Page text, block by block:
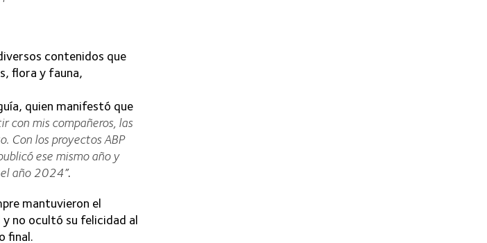
contenidos que
flora y fauna,
quien manifestó que
con mis compañeros, las
Con los proyectos ABP
ese mismo año y
año 2024”.
mantuvieron el
no ocultó su felicidad al
final.